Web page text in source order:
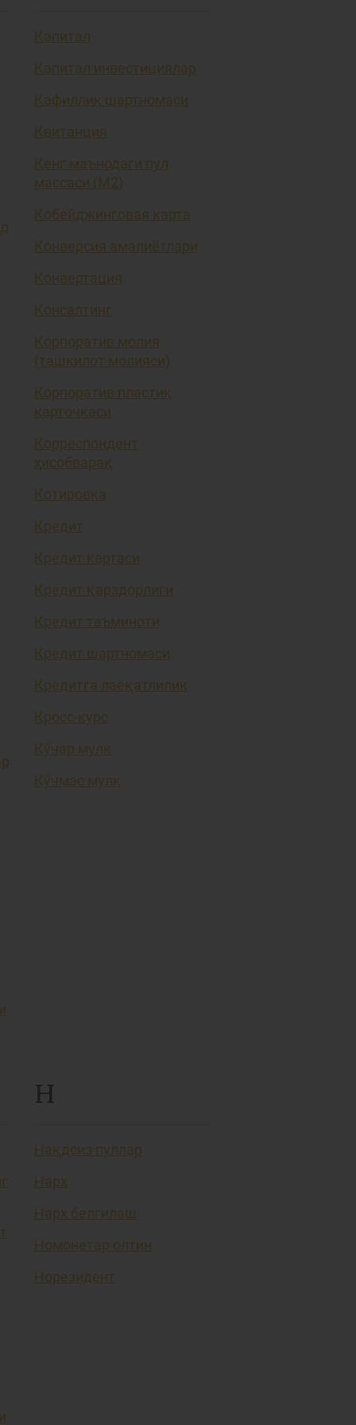
Капитал
Капитал инвестициялар
Кафиллик шартномаси
Квитанция
Кенг маънодаги пул
массаси (М2)
Кобейджинговая карта
Конверсия амалиётлари
Конвертация
Консалтинг
Корпоратив молия
(ташкилот молияси)
Корпоратив пластик
карточкаси
Корреспондент
ҳисобварақ
Котировка
Кредит
Кредит картаси
Кредит қарздорлиги
Кредит таъминоти
Кредит шартномаси
Кредитга лаёқатлилик
Кросс-курс
Кўчар мулк
Кўчмас мулк
Н
Нақдсиз пуллар
Нарх
Нарх белгилаш
Номонетар олтин
Норезидент